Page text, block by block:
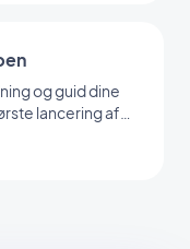
og guid dine
lancering af